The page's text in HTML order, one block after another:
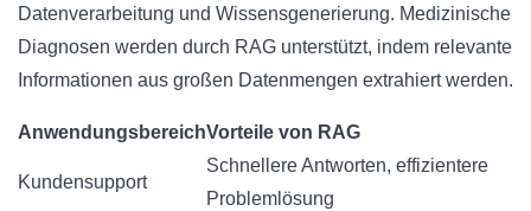
Datenverarbeitung und Wissensgenerierung. Medizinische
Diagnosen werden durch RAG unterstützt, indem relevante
Informationen aus großen Datenmengen extrahiert werden.
AnwendungsbereichVorteile von RAG
Kundensupport
Schnellere Antworten, effizientere
Problemlösung